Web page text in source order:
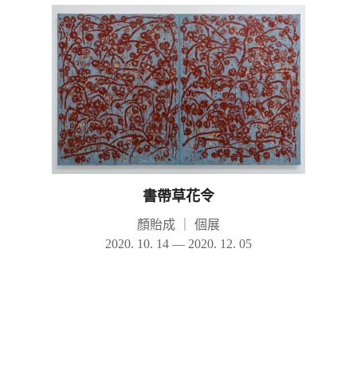
書帶草花令
顏貽成
個展
2020. 10. 14 — 2020. 12. 05